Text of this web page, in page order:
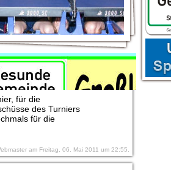
für die
des Turniers
für die
am Freitag, 06. Mai 2011 um 22:55.